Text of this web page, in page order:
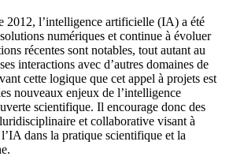
2012, l’intelligence artificielle (IA) a été
numériques et continue à évoluer
récentes sont notables, tout autant au
interactions avec d’autres domaines de
cette logique que cet appel à projets est
nouveaux enjeux de l’intelligence
scientifique. Il encourage donc des
et collaborative visant à
dans la pratique scientifique et la